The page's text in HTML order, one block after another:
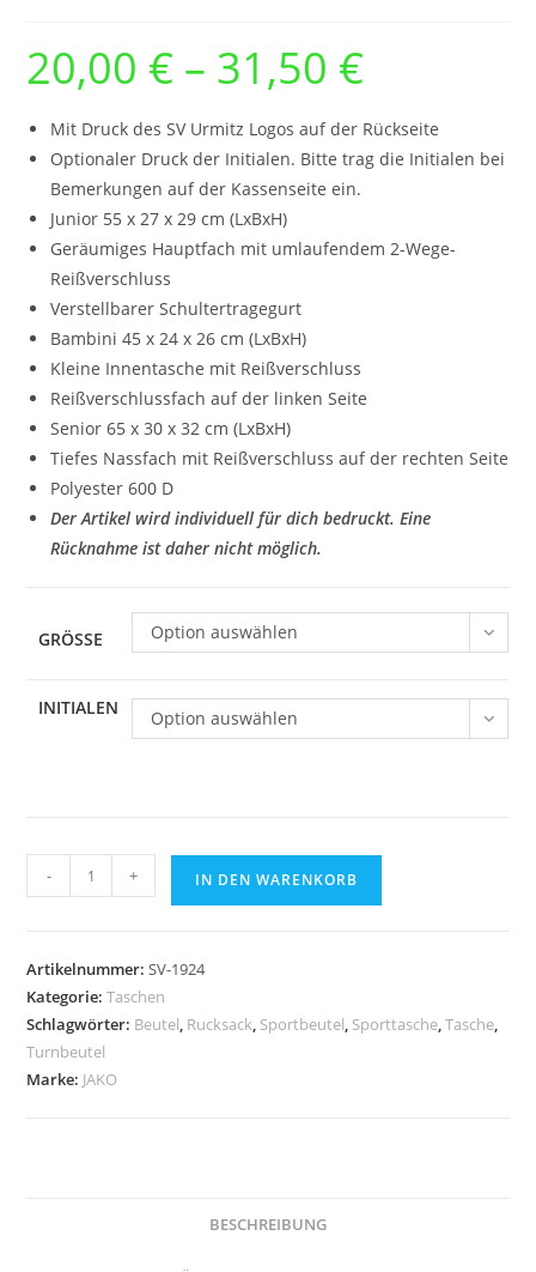
20,00 € – 31,50 €Preisspanne:
Mit Druck des SV Urmitz Logos auf der Rückseite
Optionaler Druck der Initialen. Bitte trag die Initialen bei
Bemerkungen auf der Kassenseite ein.
Junior 55 x 27 x 29 cm (LxBxH)
Geräumiges Hauptfach mit umlaufendem 2-Wege-
Reißverschluss
Verstellbarer Schultertragegurt
Bambini 45 x 24 x 26 cm (LxBxH)
Kleine Innentasche mit Reißverschluss
Reißverschlussfach auf der linken Seite
Senior 65 x 30 x 32 cm (LxBxH)
Tiefes Nassfach mit Reißverschluss auf der rechten Seite
Polyester 600 D
Der Artikel wird individuell für dich bedruckt. Eine
Rücknahme ist daher nicht möglich.
GRÖSSE Option auswählen
INITIALEN Option auswählen
Sporttasche
Menge
- + IN DEN WARENKORB
Artikelnummer:SV-1924
Kategorie:Taschen
Schlagwörter: Beutel, Rucksack, Sportbeutel, Sporttasche,Tasche,
Turnbeutel
Marke: JAKO
BESCHREIBUNG